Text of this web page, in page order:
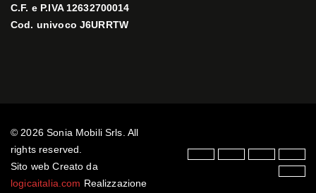
C.F. e P.IVA 12632700014
Cod. univoco J6URRTW
© 2026 Sonia Mobili Srls. All
rights reserved.
Sito web Creato da
logicaitalia.com Realizzazione